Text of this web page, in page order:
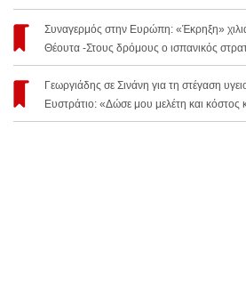
Συναγερμός στην Ευρώπη: «Έκρηξη»
Θέουτα -Στους δρόμους ο ισπανικός
Γεωργιάδης σε Σινάνη για τη στέγαση
Ευστράτιο: «Δώσε μου μελέτη και